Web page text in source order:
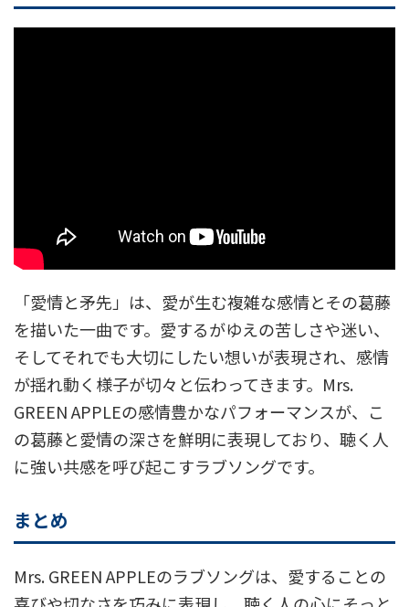
「愛情と矛先」は、愛が生む複雑な感情とその葛藤
を描いた一曲です。愛するがゆえの苦しさや迷い、
そしてそれでも大切にしたい想いが表現され、感情
が揺れ動く様子が切々と伝わってきます。Mrs.
GREEN APPLEの感情豊かなパフォーマンスが、こ
の葛藤と愛情の深さを鮮明に表現しており、聴く人
に強い共感を呼び起こすラブソングです。
まとめ
Mrs. GREEN APPLEのラブソングは、愛することの